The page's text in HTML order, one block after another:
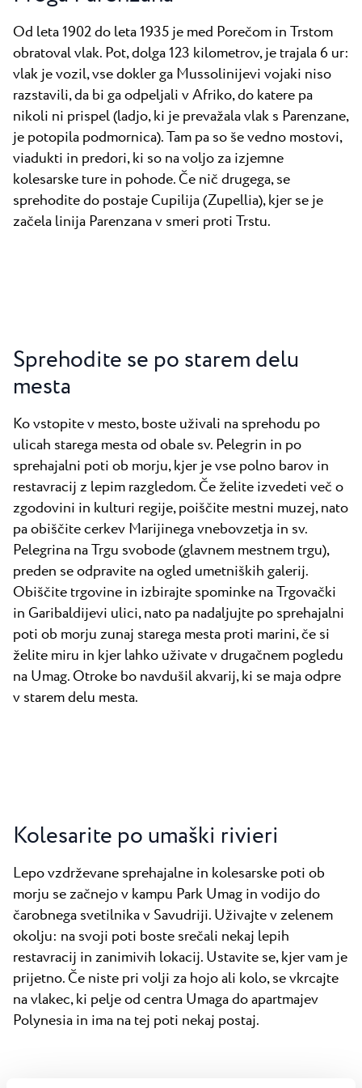
Od leta 1902 do leta 1935 je med Porečom in Trstom
obratoval vlak. Pot, dolga 123 kilometrov, je trajala 6 ur:
vlak je vozil, vse dokler ga Mussolinijevi vojaki niso
razstavili, da bi ga odpeljali v Afriko, do katere pa
nikoli ni prispel (ladjo, ki je prevažala vlak s Parenzane,
je potopila podmornica). Tam pa so še vedno mostovi,
viadukti in predori, ki so na voljo za izjemne
kolesarske ture in pohode. Če nič drugega, se
sprehodite do postaje Cupilija (Zupellia), kjer se je
začela linija Parenzana v smeri proti Trstu.
Sprehodite se po starem delu
mesta
Ko vstopite v mesto, boste uživali na sprehodu po
ulicah starega mesta od obale sv. Pelegrin in po
sprehajalni poti ob morju, kjer je vse polno barov in
restavracij z lepim razgledom. Če želite izvedeti več o
zgodovini in kulturi regije, poiščite mestni muzej, nato
pa obiščite cerkev Marijinega vnebovzetja in sv.
Pelegrina na Trgu svobode (glavnem mestnem trgu),
preden se odpravite na ogled umetniških galerij.
Obiščite trgovine in izbirajte spominke na Trgovački
in Garibaldijevi ulici, nato pa nadaljujte po sprehajalni
poti ob morju zunaj starega mesta proti marini, če si
želite miru in kjer lahko uživate v drugačnem pogledu
na Umag. Otroke bo navdušil akvarij, ki se maja odpre
v starem delu mesta.
Kolesarite po umaški rivieri
Lepo vzdrževane sprehajalne in kolesarske poti ob
morju se začnejo v kampu Park Umag in vodijo do
čarobnega svetilnika v Savudriji. Uživajte v zelenem
okolju: na svoji poti boste srečali nekaj lepih
restavracij in zanimivih lokacij. Ustavite se, kjer vam je
prijetno. Če niste pri volji za hojo ali kolo, se vkrcajte
na vlakec, ki pelje od centra Umaga do apartmajev
Polynesia in ima na tej poti nekaj postaj.